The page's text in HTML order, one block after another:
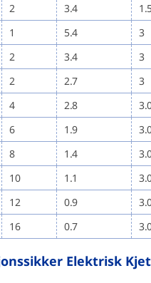
2 3.4
1 5.4 3
2 3.4 3
2 2.7 3
4 2.8
6 1.9
8 1.4
10 1.1
12 0.9
16 0.7
Elektrisk